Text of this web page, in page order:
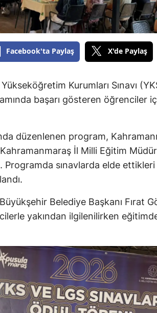
Facebook'ta Paylaş X'de Paylaş
Kurumları Sınavı
başarı gösteren öğrenciler
düzenlenen program,
İl Milli Eğitim
Programda sınavlarda elde
Belediye Başkanı Fırat
yakından ilgilenilirken